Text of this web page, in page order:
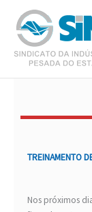
para
conteúdo
TREINAMENTO
Nos próximos